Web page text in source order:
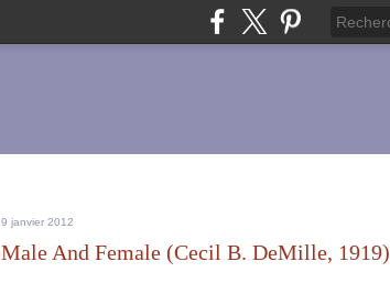
9 janvier 2012
Male And Female (Cecil B. DeMille, 1919)